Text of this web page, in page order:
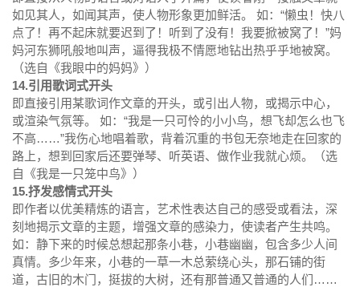
如见其人，如闻其声，使人物形象更加鲜活。 如：“懒虫！快八
点了！再不起床就要迟到了！听到了没有！我要掀被窝了！”妈
妈河东狮吼般地叫声，逼得我极不情愿地钻出热乎乎地被窝。
（选自《我眼中的妈妈》）
14.引用歌词式开头
即直接引用某歌词作文章的开头，或引出人物，或揭示中心，
或渲染气氛等。 如：“我是一只可怜的小小鸟，想飞却怎么也飞
不高……”我伤心地唱着歌，背着沉重的书包无奈地走在回家的
路上，想到回家后还要弹琴、听英语、做作业我就心烦。（选
自《我是一只笼中鸟》）
15.抒发感情式开头
即作者以优美精炼的语言，艺术性表达自己的感受或看法，深
刻地揭示文章的主题，增强文章的感染力，使读者产生共鸣。
如：静下来的时候总想起那条小巷，小巷幽幽，包含多少人间
真情。多少年来，小巷的一草一木总萦绕心头，那石铺的街
道，古旧的木门，挺拔的大树，还有那普通又普通的人们……